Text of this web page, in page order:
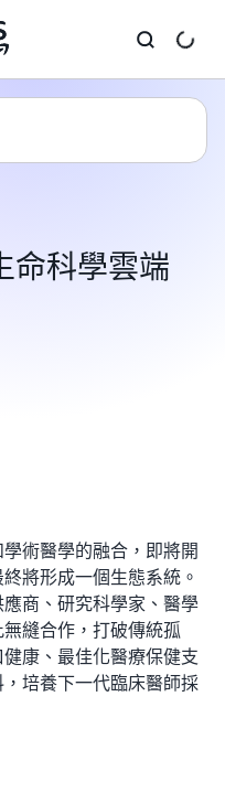
命科學雲端
術醫學的融合，即將開
將形成一個生態系統。
商、研究科學家、醫學
縫合作，打破傳統孤
康、最佳化醫療保健支
培養下一代臨床醫師採